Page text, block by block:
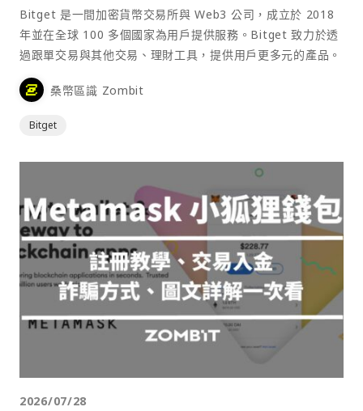
Bitget 是一間加密貨幣交易所與 Web3 公司，成立於 2018
年並在全球 100 多個國家為用戶提供服務。Bitget 致力於透
過跟單交易與其他交易、理財工具，提供用戶更多元的產品。
桑幣區識 Zombit
Bitget
2026/07/28